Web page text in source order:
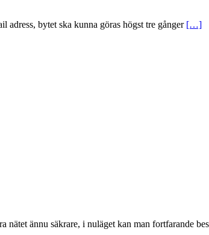
adress, bytet ska kunna göras högst tre gånger […]
ännu säkrare, i nuläget kan man fortfarande